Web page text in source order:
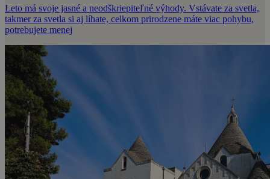
Leto má svoje jasné a neodškriepiteľné výhody. Vstávate za svetla,
takmer za svetla si aj líhate, celkom prirodzene máte viac pohybu,
potrebujete menej